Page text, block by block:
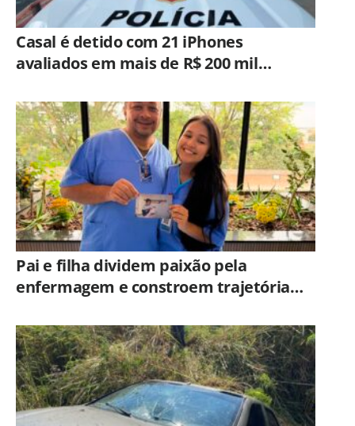
Casal é detido com 21 iPhones
avaliados em mais de R$ 200 mil
Campinas
Pai e filha dividem paixão pela
enfermagem e constroem trajetória
Americana